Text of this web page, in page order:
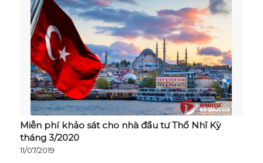
Miễn phí khảo sát cho nhà đầu tư Thổ Nhĩ Kỳ
tháng 3/2020
11/07/2019